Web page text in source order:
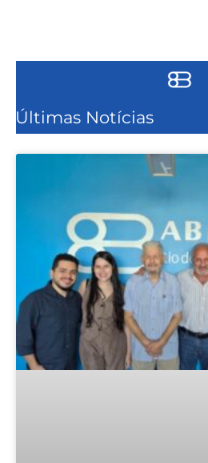
Últimas Notícias